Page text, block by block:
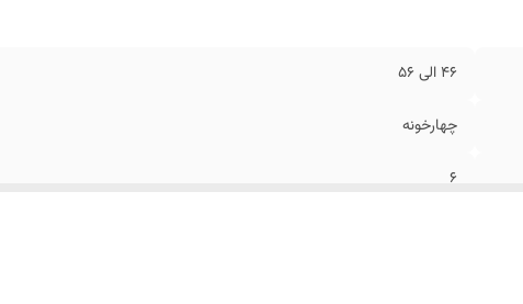
۴۶ الی ۵۶
چهارخونه
۶